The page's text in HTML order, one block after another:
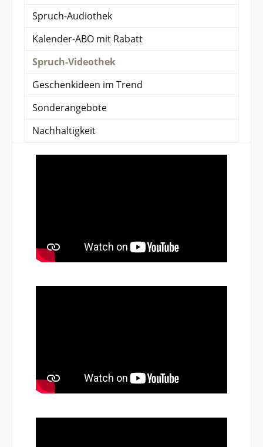
Spruch-Audiothek
Kalender-ABO mit Rabatt
Spruch-Videothek
Geschenkideen im Trend
Sonderangebote
Nachhaltigkeit